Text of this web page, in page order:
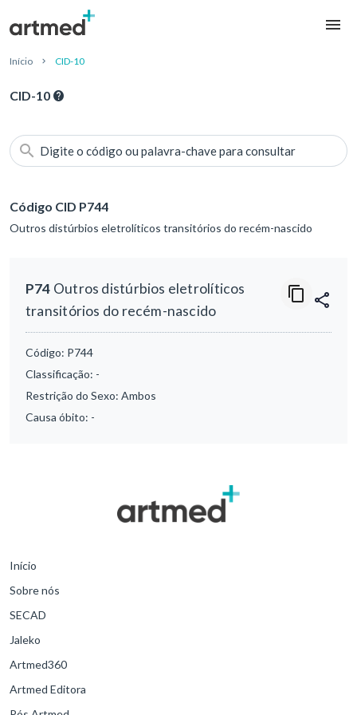
Início CID-10
CID-10
Digite o código ou palavra-chave para consultar
Código CID P744
Outros distúrbios eletrolíticos transitórios do recém-nascido
P74 Outros distúrbios eletrolíticos
transitórios do recém-nascido
Código: P744
Classificação: -
Restrição do Sexo: Ambos
Causa óbito: -
Início
Sobre nós
SECAD
Jaleko
Artmed360
Artmed Editora